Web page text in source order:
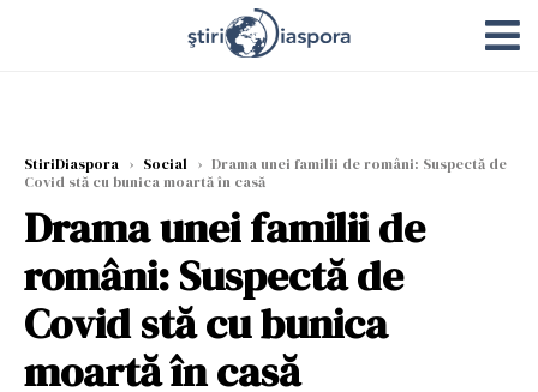
StiriDiaspora › Social › Drama unei familii de români: Suspectă de
Covid stă cu bunica moartă în casă
Drama unei familii de
români: Suspectă de
Covid stă cu bunica
moartă în casă